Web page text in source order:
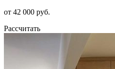
от 42 000 руб.
Рассчитать